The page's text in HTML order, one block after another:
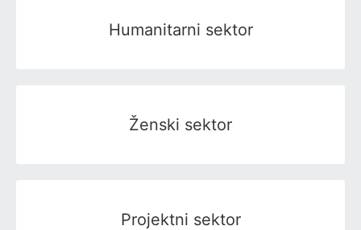
Humanitarni sektor
Ženski sektor
Projektni sektor